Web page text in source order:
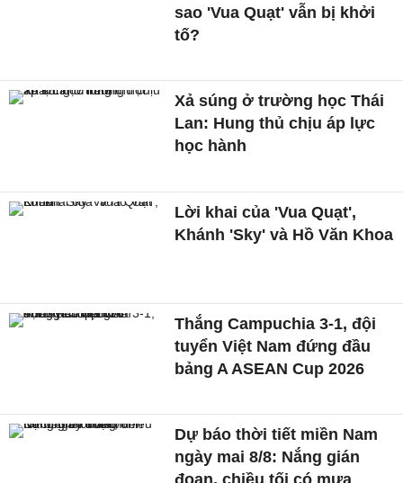
sao 'Vua Quạt' vẫn bị khởi
tố?
Xả súng ở trường học Thái
Lan: Hung thủ chịu áp lực
học hành
Lời khai của 'Vua Quạt',
Khánh 'Sky' và Hồ Văn Khoa
Thắng Campuchia 3-1, đội
tuyển Việt Nam đứng đầu
bảng A ASEAN Cup 2026
Dự báo thời tiết miền Nam
ngày mai 8/8: Nắng gián